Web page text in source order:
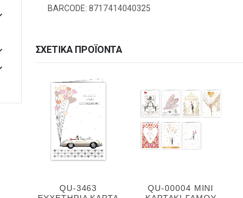
BARCODE: 8717414040325
ΣΧΕΤΙΚΆ ΠΡΟΪΌΝΤΑ
QU-3463
QU-00004 MINI